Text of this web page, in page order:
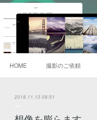
HOME 撮影のご依頼
2018.11.13 08:51